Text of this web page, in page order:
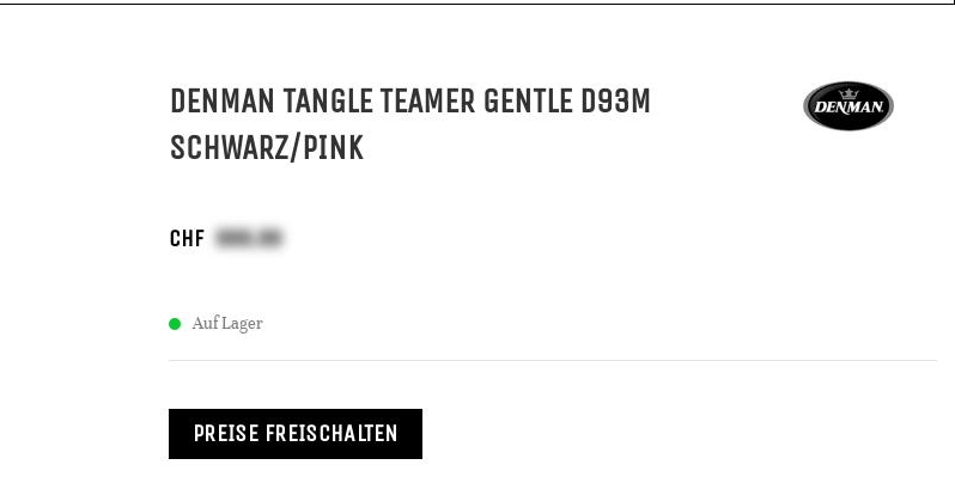
DENMAN TANGLE TEAMER GENTLE D93M
SCHWARZ/PINK
CHF
Auf Lager
PREISE FREISCHALTEN